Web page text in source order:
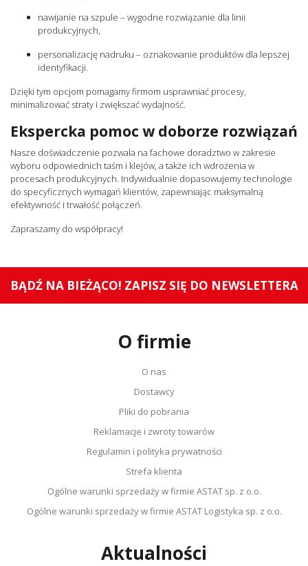
nawijanie na szpule – wygodne rozwiązanie dla linii
produkcyjnych,
personalizację nadruku – oznakowanie produktów dla lepszej
identyfikacji.
Dzięki tym opcjom pomagamy firmom usprawniać procesy,
minimalizować straty i zwiększać wydajność.
Ekspercka pomoc w doborze rozwiązań
Nasze doświadczenie pozwala na fachowe doradztwo w zakresie
wyboru odpowiednich taśm i klejów, a także ich wdrożenia w
procesach produkcyjnych. Indywidualnie dopasowujemy technologie
do specyficznych wymagań klientów, zapewniając maksymalną
efektywność i trwałość połączeń.
Zapraszamy do współpracy!
BĄDŹ NA BIEŻĄCO! ZAPISZ SIĘ DO NEWSLETTERA
O firmie
O nas
Dostawcy
Pliki do pobrania
Reklamacje i zwroty towarów
Regulamin i polityka prywatności
Strefa klienta
Ogólne warunki sprzedaży w firmie ASTAT sp. z o.o.
Ogólne warunki sprzedaży w firmie ASTAT Logistyka sp. z o.o.
Aktualności